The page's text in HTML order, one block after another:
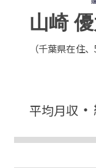
山崎
（千葉県在住
平均月収